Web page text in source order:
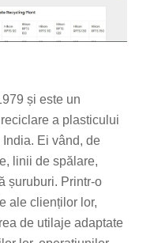
și este un
a plasticului
Ei vând, de
linii de spălare,
șuruburi. Printr-o
ale clienților lor,
de utilaje adaptate